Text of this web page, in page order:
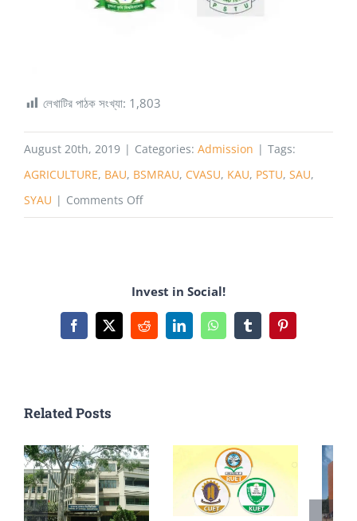
লেখাটির পাঠক সংখ্যা: 1,803
August 20th, 2019 | Categories: Admission | Tags:
AGRICULTURE, BAU, BSMRAU, CVASU, KAU, PSTU, SAU,
SYAU | Comments Offon
বিস্তারিত
Invest in Social!
Facebook
X RedditLinkedInWhatsAppTumblrPinterest
Related Posts